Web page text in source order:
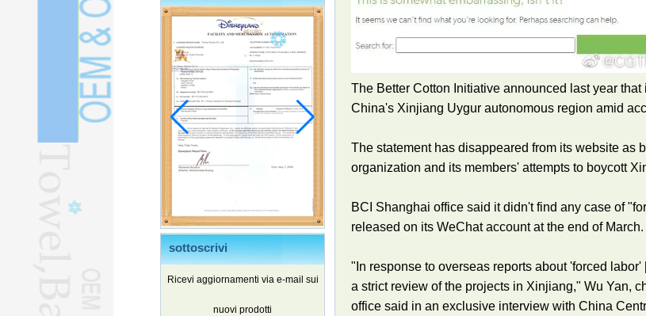
sottoscrivi
Ricevi aggiornamenti via e-mail sui
nuovi prodotti
The Better Cotton Initiative announced last year
China's Xinjiang Uygur autonomous region amid
The statement has disappeared from its website as
organization and its members' attempts to boycott
BCI Shanghai office said it didn't find any case of
released on its WeChat account at the end of March.
"In response to overseas reports about 'forced
a strict review of the projects in Xinjiang," Wu Yan,
office said in an exclusive interview with China